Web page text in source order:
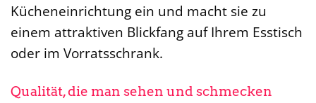
Kücheneinrichtung ein und macht sie zu
einem attraktiven Blickfang auf Ihrem Esstisch
oder im Vorratsschrank.
Qualität, die man sehen und schmecken